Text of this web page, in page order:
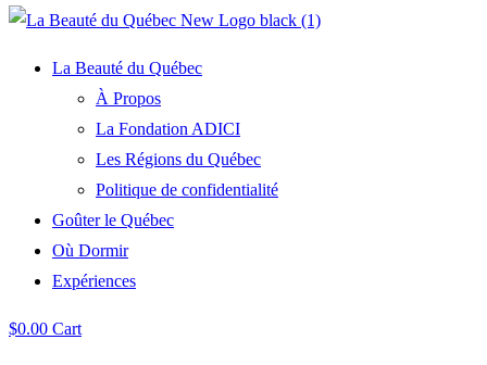
La Beauté du Québec
À Propos
La Fondation ADICI
Les Régions du Québec
Politique de confidentialité
Goûter le Québec
Où Dormir
Expériences
$0.00 Cart